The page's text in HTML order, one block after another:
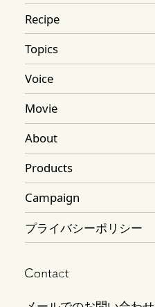
Recipe
Topics
Voice
Movie
About
Products
Campaign
プライバシーポリシー